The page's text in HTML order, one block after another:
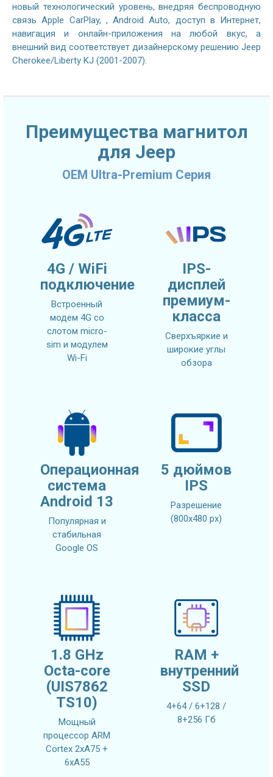
новый технологический уровень, внедряя беспроводную
связь Apple CarPlay, , Android Auto, доступ в Интернет,
навигация и онлайн-приложения на любой вкус, а
внешний вид соответствует дизайнерскому решению Jeep
Cherokee/Liberty KJ (2001-2007).
Преимущества магнитол
для Jeep
OEM Ultra-Premium Серия
4G / WiFi
подключение
Встроенный
модем 4G со
слотом micro-
sim и модулем
Wi-Fi
IPS-
дисплей
премиум-
класса
Сверхъяркие и
широкие углы
обзора
Операционная
система
Android 13
Популярная и
стабильная
Google OS
5 дюймов
IPS
Разрешение
(800х480 px)
1.8 GHz
Octa-core
(UIS7862
TS10)
Мощный
процессор ARM
Cortex 2xA75 +
6xA55
RAM +
внутренний
SSD
4+64 / 6+128 /
8+256 Гб